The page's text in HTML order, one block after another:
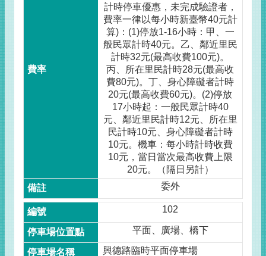
計時停車優惠，未完成驗證者，
費率一律以每小時新臺幣40元計
算)：(1)停放1-16小時：甲、一
般民眾計時40元。乙、鄰近里民
計時32元(最高收費100元)。
丙、所在里民計時28元(最高收
費80元)。丁、身心障礙者計時
20元(最高收費60元)。(2)停放
17小時起：一般民眾計時40
元、鄰近里民計時12元、所在里
民計時10元、身心障礙者計時
10元。機車：每小時計時收費
10元，當日當次最高收費上限
20元。（隔日另計）
委外
102
平面、廣場、橋下
興德路臨時平面停車場